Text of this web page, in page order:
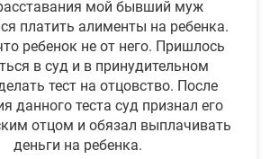
мой бывший муж
платить алименты на ребенка.
ребенок не от него. Пришлось
в суд и в принудительном
тест на отцовство. После
данного теста суд признал его
отцом и обязал выплачивать
деньги на ребенка.